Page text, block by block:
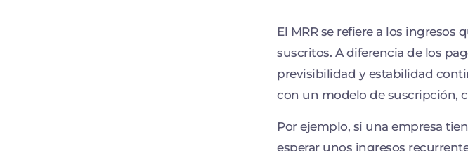
El MRR se refiere a los ingresos
suscritos. A diferencia de los
previsibilidad y estabilidad
con un modelo de suscripción,
Por ejemplo, si una empresa
esperar unos ingresos